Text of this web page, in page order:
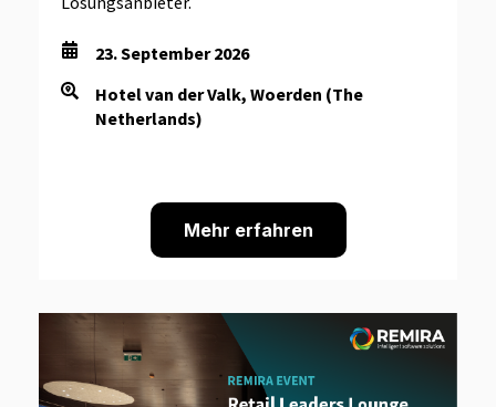
23. September 2026
Hotel van der Valk, Woerden (The
Netherlands)
Mehr erfahren